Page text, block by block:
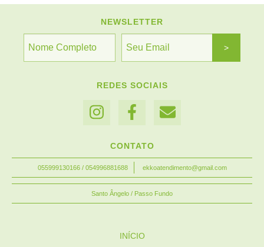
NEWSLETTER
REDES SOCIAIS
CONTATO
055999130166 / 054996881688 ekkoatendimento@gmail.com
Santo Ângelo / Passo Fundo
INÍCIO